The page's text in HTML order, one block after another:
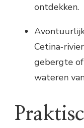
ontdekken.
Cetina-
gebergte
wateren